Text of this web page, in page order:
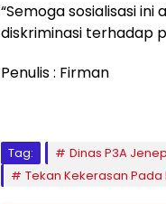
“Semoga sosialisasi
diskriminasi terhadap
Penulis : Firman
Tag:
Dinas P3A
Tekan Kekerasan